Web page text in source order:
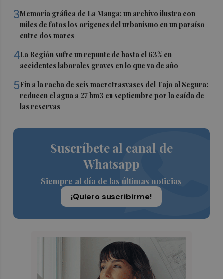
3Memoria gráfica de La Manga: un archivo ilustra con
miles de fotos los orígenes del urbanismo en un paraíso
entre dos mares
4La Región sufre un repunte de hasta el 63% en
accidentes laborales graves en lo que va de año
5Fin a la racha de seis macrotrasvases del Tajo al Segura:
reducen el agua a 27 hm3 en septiembre por la caída de
las reservas
Suscríbete al canal de
Whatsapp
Siempre al día de las últimas noticias
¡Quiero suscribirme!